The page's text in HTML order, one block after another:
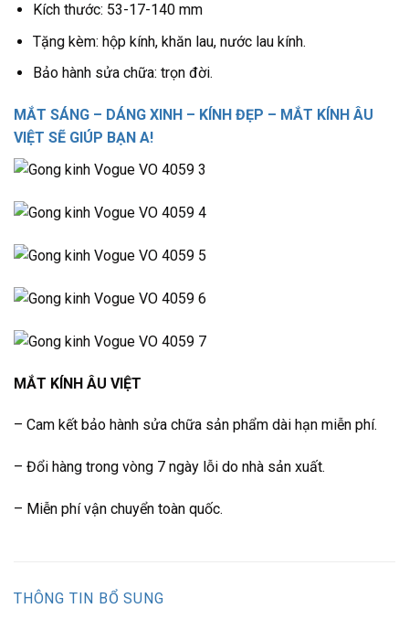
Kích thước: 53-17-140 mm
Tặng kèm: hộp kính, khăn lau, nước lau kính.
Bảo hành sửa chữa: trọn đời.
MẮT SÁNG – DÁNG XINH – KÍNH ĐẸP – MẮT KÍNH ÂU
VIỆT SẼ GIÚP BẠN A!
MẮT KÍNH ÂU VIỆT
– Cam kết bảo hành sửa chữa sản phẩm dài hạn miễn phí.
– Đổi hàng trong vòng 7 ngày lỗi do nhà sản xuất.
– Miễn phí vận chuyển toàn quốc.
THÔNG TIN BỔ SUNG